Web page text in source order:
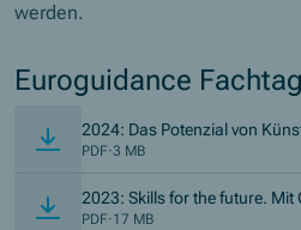
werden.
Euroguidance
2024: Das Potenzial von
ungs- und Berufsberatung
PDF·3 MB
2023: Skills for the future. Mit
die Zukunft stärken
PDF·17 MB